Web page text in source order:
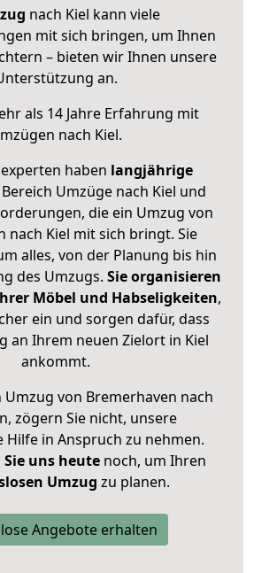
nach Kiel kann viele
mit sich bringen, um Ihnen
– bieten wir Ihnen unsere
an.
als 14 Jahre Erfahrung mit
nach Kiel.
haben langjährige
Umzüge nach Kiel und
die ein Umzug von
nach Kiel mit sich bringt. Sie
alles, von der Planung bis hin
des Umzugs. Sie organisieren
Möbel und Habseligkeiten,
ein und sorgen dafür, dass
an Ihrem neuen Zielort in Kiel
ankommt.
Umzug von Bremerhaven nach
zögern Sie nicht, unsere
Hilfe in Anspruch zu nehmen.
uns heutenoch, um Ihren
Umzug zu planen.
Angebote erhalten